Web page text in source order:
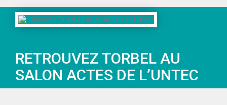
RETROUVEZ TORBEL AU
SALON ACTES DE L’UNTEC